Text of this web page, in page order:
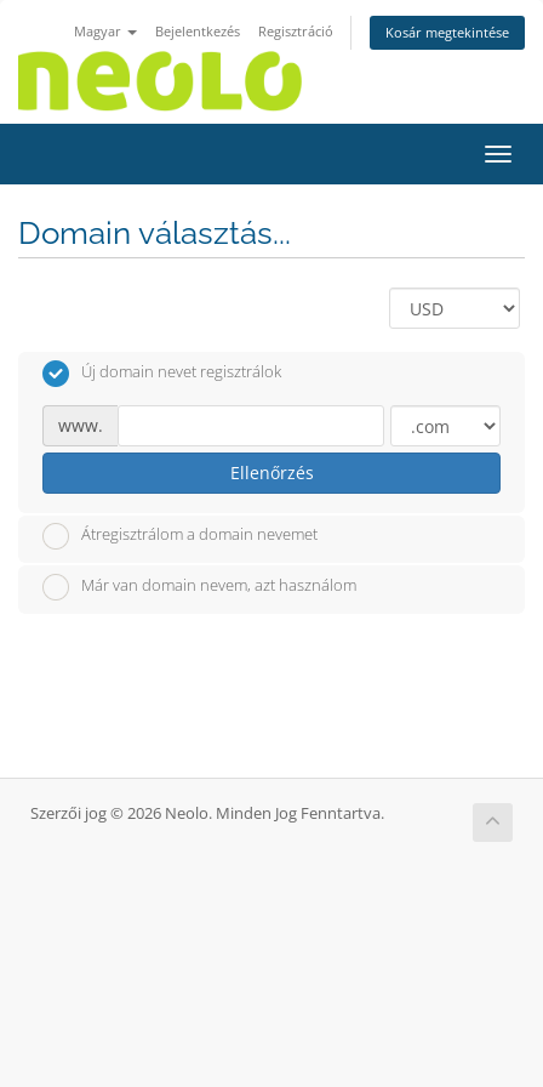
Magyar Bejelentkezés Regisztráció Kosár megtekintése
Domain választás...
Új domain nevet regisztrálok
www.
Ellenőrzés
Átregisztrálom a domain nevemet
Már van domain nevem, azt használom
Szerzői jog © 2026 Neolo. Minden Jog Fenntartva.